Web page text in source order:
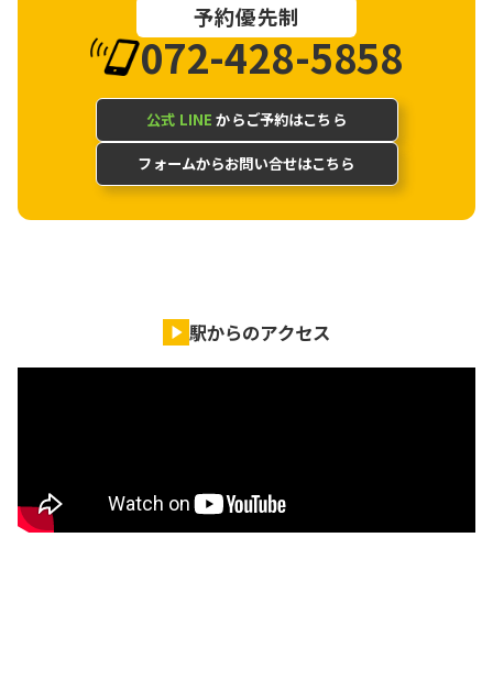
予約優先制
072-428-5858
公式 LINE からご予約はこちら
フォームからお問い合せはこちら
駅からのアクセス